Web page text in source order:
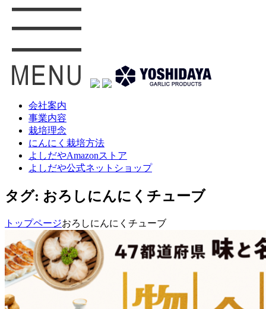
会社案内
事業内容
栽培理念
にんにく栽培方法
よしだやAmazonストア
よしだや公式ネットショップ
タグ: おろしにんにくチューブ
トップページおろしにんにくチューブ